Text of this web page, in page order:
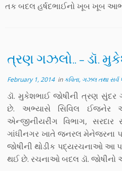
તક બદલ હર્ષદભાઈનો ખૂબ ખૂબ
ત્રણ ગઝલો.. – ડૉ.
February 1, 2014inકવિતા, ગઝલ તથા સર્વ
ડૉ. મુકેશભાઈ જોષીની ત્રણ
છે. અભ્યાસે સિવિલ ઈજનેર
એન્જીનીયરીંગ વિભાગ, સરદાર
ગાંધીનગર ખાતે જનરલ મેનેજરના
જોષીની થોડીક પદ્યરચનાઓ આ
થઈ છે. રચનાઓ બદલ ડૉ.